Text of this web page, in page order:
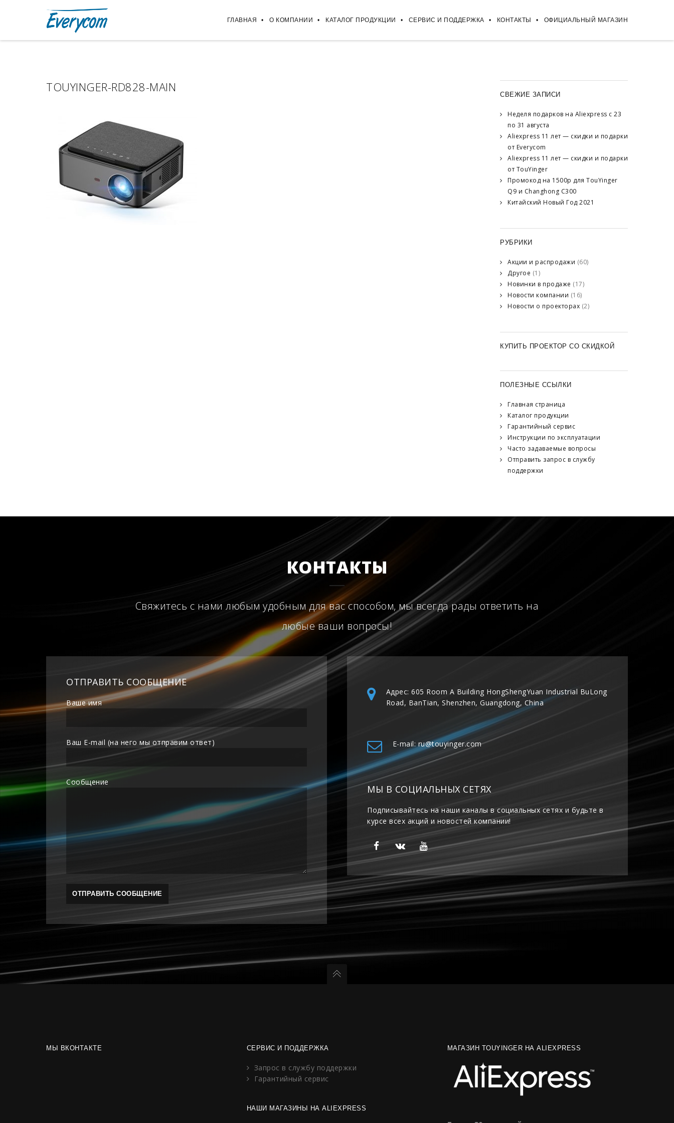
ГЛАВНАЯ О КОМПАНИИ КАТАЛОГ ПРОДУКЦИИ СЕРВИС И ПОДДЕРЖКА КОНТАКТЫ ОФИЦИАЛЬНЫЙ МАГАЗИН
TOUYINGER-RD828-MAIN
СВЕЖИЕ ЗАПИСИ
Неделя подарков на Aliexpress с 23
по 31 августа
Aliexpress 11 лет — скидки и подарки
от Everycom
Aliexpress 11 лет — скидки и подарки
от TouYinger
Промокод на 1500р для TouYinger
Q9 и Changhong C300
Китайский Новый Год 2021
РУБРИКИ
Акции и распродажи (60)
Другое (1)
Новинки в продаже (17)
Новости компании (16)
Новости о проекторах (2)
КУПИТЬ ПРОЕКТОР СО СКИДКОЙ
ПОЛЕЗНЫЕ ССЫЛКИ
Главная страница
Каталог продукции
Гарантийный сервис
Инструкции по эксплуатации
Часто задаваемые вопросы
Отправить запрос в службу
поддержки
КОНТАКТЫ
Свяжитесь с нами любым удобным для вас способом, мы всегда рады ответить на
любые ваши вопросы!
ОТПРАВИТЬ СООБЩЕНИЕ
Ваше имя
Ваш E-mail (на него мы отправим ответ)
Сообщение
Адрес: 605 Room A Building HongShengYuan Industrial BuLong
Road, BanTian, Shenzhen, Guangdong, China
E-mail: ru@touyinger.com
МЫ В СОЦИАЛЬНЫХ СЕТЯХ
Подписывайтесь на наши каналы в социальных сетях и будьте в
курсе всех акций и новостей компании!
МЫ ВКОНТАКТЕ СЕРВИС И ПОДДЕРЖКА
Запрос в службу поддержки
Гарантийный сервис
НАШИ МАГАЗИНЫ НА ALIEXPRESS
МАГАЗИН TOUYINGER НА ALIEXPRESS